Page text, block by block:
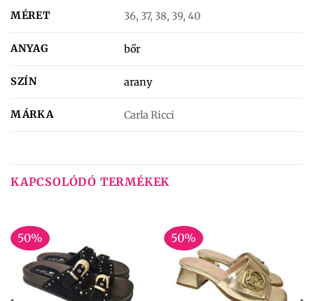
MÉRET 36, 37, 38, 39, 40
ANYAG bőr
SZÍN arany
MÁRKA Carla Ricci
KAPCSOLÓDÓ TERMÉKEK
50% 50%